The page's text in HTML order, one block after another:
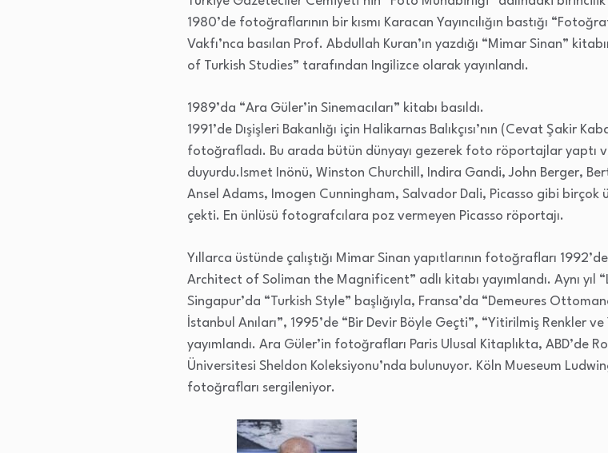
1980’de fotoğraflarının bir kısmı Karacan Yayıncılığın bastığı
Vakfı’nca basılan Prof. Abdullah Kuran’ın yazdığı “Mimar Sinan”
of Turkish Studies” tarafından Ingilizce olarak yayınlandı.
1989’da “Ara Güler’in Sinemacıları” kitabı basıldı.
1991’de Dışişleri Bakanlığı için Halikarnas Balıkçısı’nın (Cevat Şakir
fotoğrafladı. Bu arada bütün dünyayı gezerek foto röportajlar yaptı
duyurdu.Ismet Inönü, Winston Churchill, Indira Gandi, John Berger,
Ansel Adams, Imogen Cunningham, Salvador Dali, Picasso gibi
çekti. En ünlüsü fotografcılara poz vermeyen Picasso röportajı.
Yıllarca üstünde çalıştığı Mimar Sinan yapıtlarının fotoğrafları
Architect of Soliman the Magnificent” adlı kitabı yayımlandı. Aynı yıl
Singapur’da “Turkish Style” başlığıyla, Fransa’da “Demeures
İstanbul Anıları”, 1995’de “Bir Devir Böyle Geçti”, “Yitirilmiş Renkler
yayımlandı. Ara Güler’in fotoğrafları Paris Ulusal Kitaplıkta, ABD’de
Üniversitesi Sheldon Koleksiyonu’nda bulunuyor. Köln Mueseum
fotoğrafları sergileniyor.